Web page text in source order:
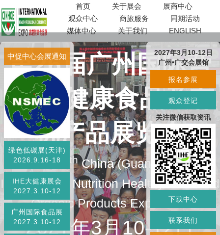
首页 关于展会
展商中心
观众中心
商旅服务
同期活动
媒体中心
关于我们 ENGLISH
第26届广州国际营
养品·健康食品及有
机产品展览会
The 26 thChina (Guangzhou)
International Nutrition Healthy Food and
Organic Products Expo 2027
2027年3月10-12日
中促中心会展通知
绿色低碳展(天津)
2026.9.16-18
IHE大健康展会
2027.3.10-12
广州国际食品展
2027.3.10-12
2027年3月10-12日
广州•广交会展馆
报名参展
观众登记
关注微信获取资讯
下载中心
联系我们